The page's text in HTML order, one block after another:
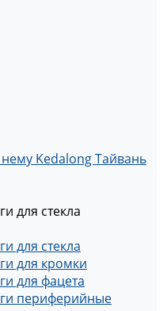
Kedalong Тайвань
для стекла
для стекла
для кромки
для фацета
периферийные